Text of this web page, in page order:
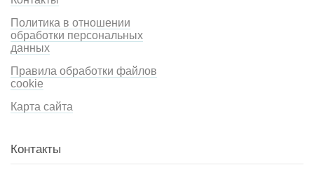
Политика в отношении
обработки персональных
данных
Правила обработки файлов
cookie
Карта сайта
Контакты